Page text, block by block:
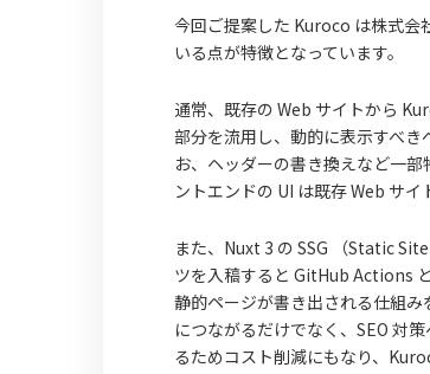
今回ご提案した Kuroco は株式会
いる点が特徴となっています。
通常、既存の Web サイトから
部分を流用し、動的に表示すべ
お、ヘッダーの書き換えなど一
ントエンドの UI は既存 Web サ
また、Nuxt 3 の SSG （Static
ツを入稿すると GitHub Actions
静的ページが書き出される仕組
につながるだけでなく、SEO 対
るためコスト削減にもなり、